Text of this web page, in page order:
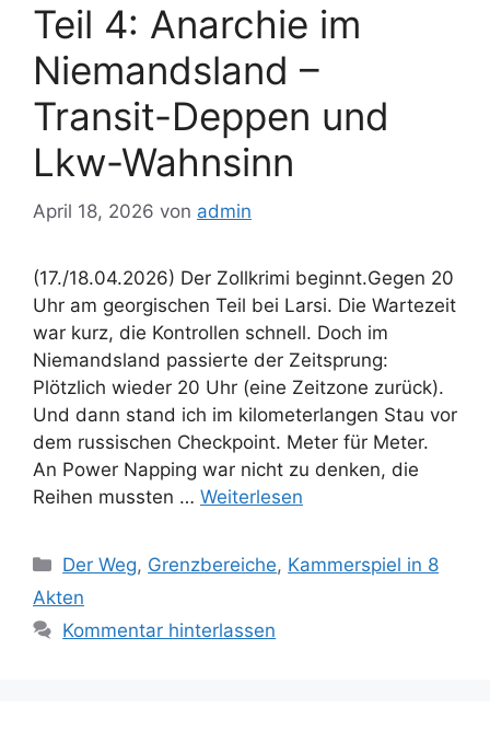
Teil 4: Anarchie im
Niemandsland –
Transit-Deppen und
Lkw-Wahnsinn
April 18, 2026 von admin
(17./18.04.2026) Der Zollkrimi beginnt.Gegen 20
Uhr am georgischen Teil bei Larsi. Die Wartezeit
war kurz, die Kontrollen schnell. Doch im
Niemandsland passierte der Zeitsprung:
Plötzlich wieder 20 Uhr (eine Zeitzone zurück).
Und dann stand ich im kilometerlangen Stau vor
dem russischen Checkpoint. Meter für Meter.
An Power Napping war nicht zu denken, die
Reihen mussten … Weiterlesen
Kategorien
Der Weg, Grenzbereiche, Kammerspiel in 8
Akten
Kommentar hinterlassen